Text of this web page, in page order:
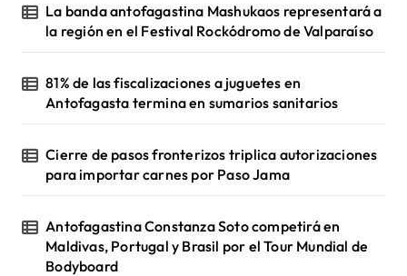
La banda antofagastina Mashukaos representará a
la región en el Festival Rockódromo de Valparaíso
81% de las fiscalizaciones a juguetes en
Antofagasta termina en sumarios sanitarios
Cierre de pasos fronterizos triplica autorizaciones
para importar carnes por Paso Jama
Antofagastina Constanza Soto competirá en
Maldivas, Portugal y Brasil por el Tour Mundial de
Bodyboard